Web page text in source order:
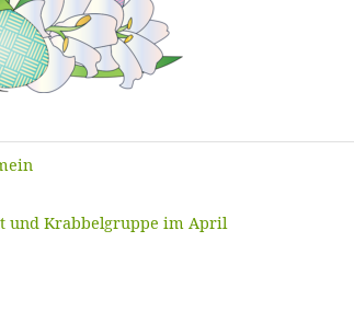
und Krabbelgruppe im April